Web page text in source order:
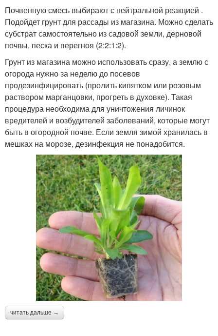
Почвенную смесь выбирают с нейтральной реакцией .
Подойдет грунт для рассады из магазина. Можно сделать
субстрат самостоятельно из садовой земли, дерновой
почвы, песка и перегноя (2:2:1:2).
Грунт из магазина можно использовать сразу, а землю с
огорода нужно за неделю до посевов
продезинфицировать (пролить кипятком или розовым
раствором марганцовки, прогреть в духовке). Такая
процедура необходима для уничтожения личинок
вредителей и возбудителей заболеваний, которые могут
быть в огородной почве. Если земля зимой хранилась в
мешках на морозе, дезинфекция не понадобится.
читать дальше →